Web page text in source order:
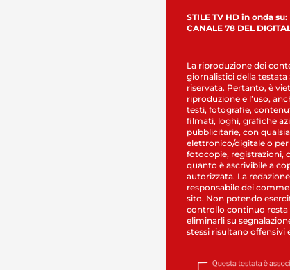
STILE TV HD in onda su:
CANALE 78 DEL
La riproduzione dei
giornalistici della testata
riservata. Pertanto, è
riproduzione e l’uso,
testi, fotografie,
filmati, loghi, grafiche
pubblicitarie, con
elettronico/digitale o per
fotocopie, registrazioni,
quanto è ascrivibile a
autorizzata. La
responsabile dei
sito. Non potendo
controllo continuo resta
eliminarli su
stessi risultano offensivi